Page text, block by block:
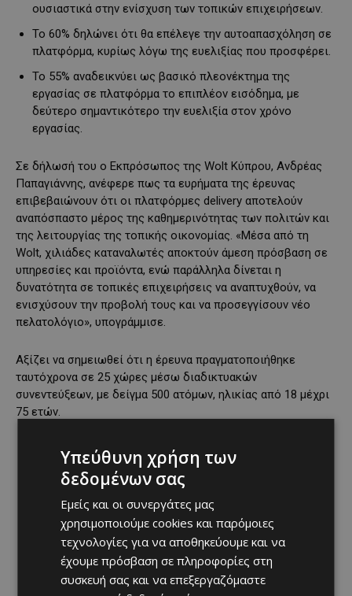
ουσιαστικά στην ενίσχυση των τοπικών επιχειρήσεων.
Το 60% δηλώνει ότι θα επέλεγε την αυτοαπασχόληση σε
πλατφόρμα, κυρίως λόγω της ευελιξίας που προσφέρει.
Το 55% αναδεικνύει ως βασικό πλεονέκτημα της
εργασίας σε πλατφόρμα το επιπλέον εισόδημα, με
δεύτερο σημαντικότερο την ευελιξία στον χρόνο
εργασίας.
Σε δήλωσή του ο Εκπρόσωπος της Wolt Κύπρου, Ανδρέας
Παπαγιάννης, ανέφερε πως τα ευρήματα της έρευνας
επιβεβαιώνουν ότι οι πλατφόρμες delivery αποτελούν
αναπόσπαστο μέρος της καθημερινότητας των πολιτών και
της λειτουργίας της τοπικής οικονομίας. «Μέσα από τη
Wolt, χιλιάδες καταναλωτές αποκτούν άμεση πρόσβαση σε
υπηρεσίες και προϊόντα, ενώ παράλληλα δίνεται η
δυνατότητα σε τοπικές επιχειρήσεις να αναπτυχθούν, να
ενισχύσουν την προβολή τους και να προσεγγίσουν νέο
πελατολόγιο», υπογράμμισε.
Αξίζει να σημειωθεί ότι η έρευνα πραγματοποιήθηκε
ταυτόχρονα σε 25 χώρες μέσω διαδικτυακών
συνεντεύξεων, με δείγμα 500 ατόμων, ηλικίας από 18 μέχρι
75 ετών.
Υπεύθυνη χρήση των
δεδομένων σας
Εμείς και οι συνεργάτες μας
χρησιμοποιούμε cookies και παρόμοιες
τεχνολογίες για να αποθηκεύουμε και να
έχουμε πρόσβαση σε πληροφορίες στη
συσκευή σας και να επεξεργαζόμαστε